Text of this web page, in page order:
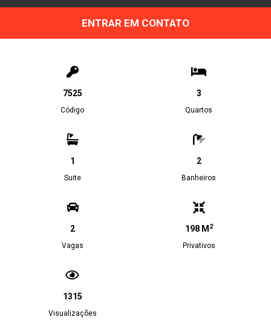
ENTRAR EM CONTATO
7525
Código
3
Quartos
1
Suite
2
Banheiros
2
Vagas
198 M 2
Privativos
1315
Visualizações